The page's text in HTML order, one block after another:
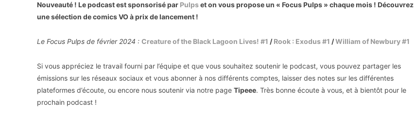
Nouveauté ! Le podcast est sponsorisé par Pulpset on vous propose un « Focus Pulps » chaque mois ! Découvrez
une sélection de comics VO à prix de lancement !
Le Focus Pulps de février 2024 : Creature of the Black Lagoon Lives! #1 /Rook : Exodus #1 /William of Newbury #1
Si vous appréciez le travail fourni par l’équipe et que vous souhaitez soutenir le podcast, vous pouvez partager les
émissions sur les réseaux sociaux et vous abonner à nos différents comptes, laisser des notes sur les différentes
plateformes d’écoute, ou encore nous soutenir via notre page Tipeee. Très bonne écoute à vous, et à bientôt pour le
prochain podcast !